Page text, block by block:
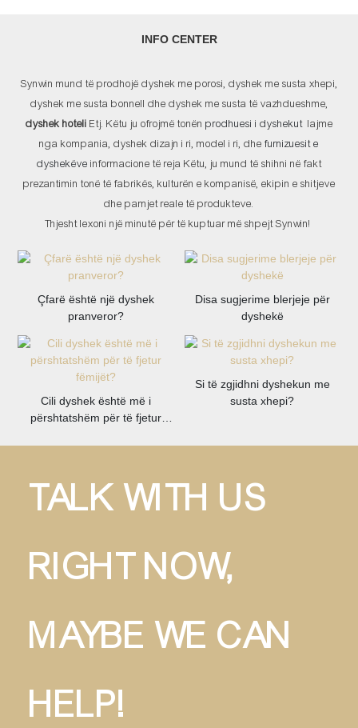
INFO CENTER
Synwin mund të prodhojë dyshek me porosi, dyshek me susta xhepi,
dyshek me susta bonnell dhe dyshek me susta të vazhdueshme,
dyshek hoteli Etj. Këtu ju ofrojmë tonën prodhuesi i dyshekut lajme
nga kompania, dyshek dizajn i ri, model i ri, dhe furnizuesit e
dyshekëve informacione të reja Këtu, ju mund të shihni në fakt
prezantimin tonë të fabrikës, kulturën e kompanisë, ekipin e shitjeve
dhe pamjet reale të produkteve.
Thjesht lexoni një minutë për të kuptuar më shpejt Synwin!
Çfarë është një dyshek
pranveror?
Disa sugjerime blerjeje për
dyshekë
Cili dyshek është më i
përshtatshëm për të fjetur
Si të zgjidhni dyshekun me
susta xhepi?
TALK WITH US
RIGHT NOW,
MAYBE WE CAN
HELP!